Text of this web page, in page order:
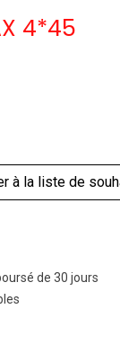
4*45
à la liste de
de 30 jours